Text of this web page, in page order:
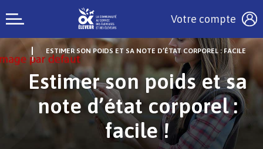
Votre compte
ESTIMER SON POIDS ET SA NOTE D’ÉTAT CORPOREL : FACILE
!
Estimer son poids et sa
note d’état corporel :
facile !